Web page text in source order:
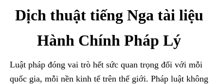
Dịch thuật tiếng Nga tài liệu
Hành Chính Pháp Lý
Luật pháp đóng vai trò hết sức quan trọng đối với mỗi
quốc gia, mỗi nền kinh tế trên thế giới. Pháp luật không